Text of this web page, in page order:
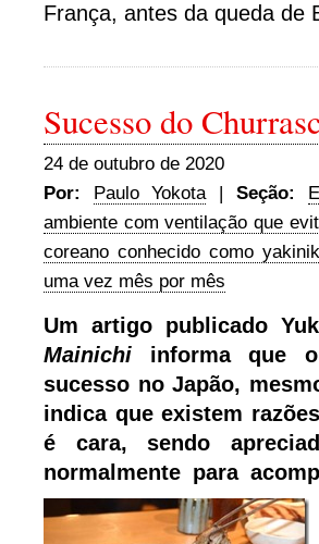
França, antes da queda de
Sucesso do
24 de outubro de 2020
Por:
Paulo Yokota| Seção:
ambiente com ventilação que
coreano conhecido como
uma vez mês por mês
Um artigo publicado
Mainichi informa que
sucesso no Japão,
indica que existem
é cara, sendo
normalmente para